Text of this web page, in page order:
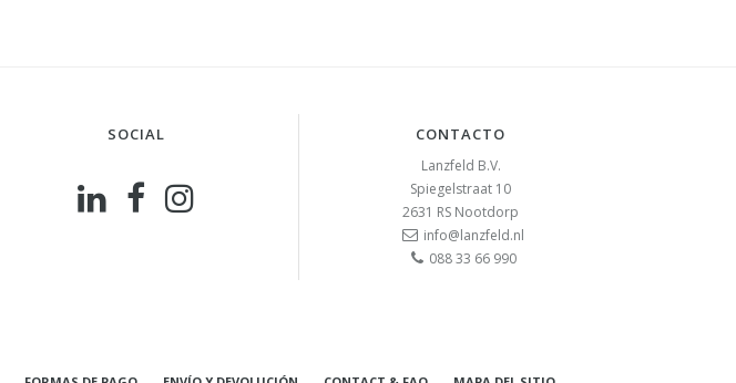
SOCIAL CONTACTO
Lanzfeld B.V.
Spiegelstraat 10
2631 RS Nootdorp
info@lanzfeld.nl
088 33 66 990